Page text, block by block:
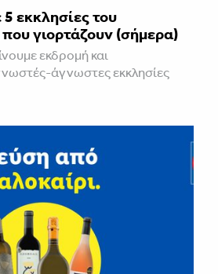
εκκλησίες του
γιορτάζουν (σήμερα)
εκδρομή και
άγνωστες εκκλησίες